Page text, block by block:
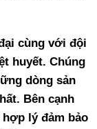
cùng với đội
huyết. Chúng
dòng sản
Bên cạnh
lý đảm bảo